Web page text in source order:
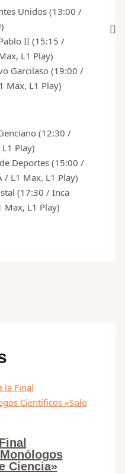
Unidos (13:00 /
II (15:15 /
L1 Play)
Garcilaso (19:00 /
Max, L1 Play)
(12:30 /
Play)
Deportes (15:00 /
/ L1 Max, L1 Play)
(17:30 / Inca
Max, L1 Play)
Ciencia»